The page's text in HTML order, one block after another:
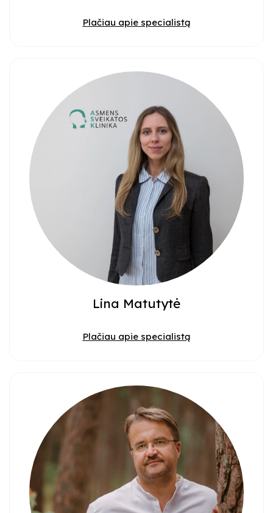
Plačiau apie specialistą
Lina Matutytė
Plačiau apie specialistą